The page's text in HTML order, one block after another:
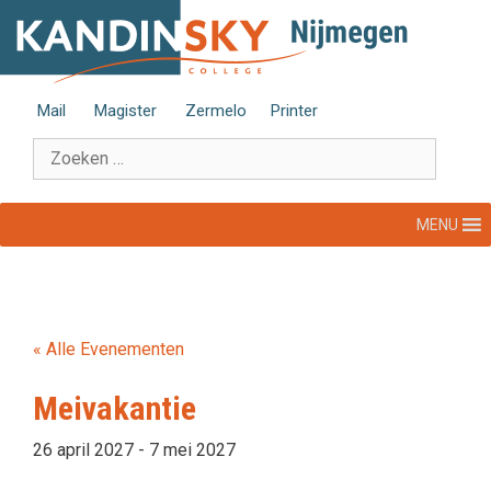
naar
Mail Magister Zermelo Printer
Zoek
naar:
MENU
« Alle Evenementen
Meivakantie
26 april 2027 - 7 mei 2027